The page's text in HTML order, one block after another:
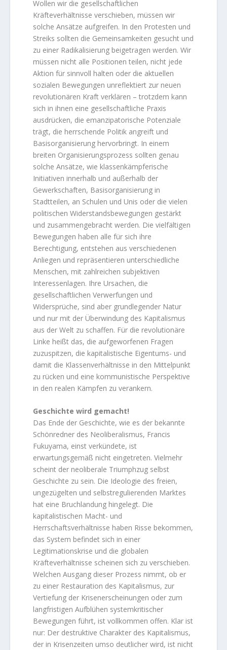
Wollen wir die gesellschaftlichen
Kräfteverhältnisse verschieben, müssen wir
solche Ansätze aufgreifen. In den Protesten und
Streiks sollten die Gemeinsamkeiten gesucht und
zu einer Radikalisierung beigetragen werden. Wir
müssen nicht alle Positionen teilen, nicht jede
Aktion für sinnvoll halten oder die aktuellen
sozialen Bewegungen unreflektiert zur neuen
revolutionären Kraft verklären – trotzdem kann
sich in ihnen eine gesellschaftliche Praxis
ausdrücken, die emanzipatorische Potenziale
trägt, die herrschende Politik angreift und
Basisorganisierung hervorbringt. In einem
breiten Organisierungsprozess sollten genau
solche Ansätze, wie klassenkämpferische
Initiativen innerhalb und außerhalb der
Gewerkschaften, Basisorganisierung in
Stadtteilen, an Schulen und Unis oder die vielen
politischen Widerstandsbewegungen gestärkt
und zusammengebracht werden. Die vielfältigen
Bewegungen haben alle für sich ihre
Berechtigung, entstehen aus verschiedenen
Anliegen und repräsentieren unterschiedliche
Menschen, mit zahlreichen subjektiven
Interessenlagen. Ihre Ursachen, die
gesellschaftlichen Verwerfungen und
Widersprüche, sind aber grundlegender Natur
und nur mit der Überwindung des Kapitalismus
aus der Welt zu schaffen. Für die revolutionäre
Linke heißt das, die aufgeworfenen Fragen
zuzuspitzen, die kapitalistische Eigentums- und
damit die Klassenverhältnisse in den Mittelpunkt
zu rücken und eine kommunistische Perspektive
in den realen Kämpfen zu verankern.
Geschichte wird gemacht!
Das Ende der Geschichte, wie es der bekannte
Schönredner des Neoliberalismus, Francis
Fukuyama, einst verkündete, ist
erwartungsgemäß nicht eingetreten. Vielmehr
scheint der neoliberale Triumphzug selbst
Geschichte zu sein. Die Ideologie des freien,
ungezügelten und selbstregulierenden Marktes
hat eine Bruchlandung hingelegt. Die
kapitalistischen Macht- und
Herrschaftsverhältnisse haben Risse bekommen,
das System befindet sich in einer
Legitimationskrise und die globalen
Kräfteverhältnisse scheinen sich zu verschieben.
Welchen Ausgang dieser Prozess nimmt, ob er
zu einer Restauration des Kapitalismus, zur
Vertiefung der Krisenerscheinungen oder zum
langfristigen Aufblühen systemkritischer
Bewegungen führt, ist vollkommen offen. Klar ist
nur: Der destruktive Charakter des Kapitalismus,
der in Krisenzeiten umso deutlicher wird, ist nicht